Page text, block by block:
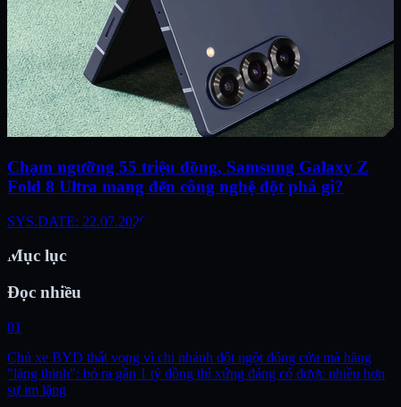
Chạm ngưỡng 55 triệu đồng, Samsung Galaxy Z
Fold 8 Ultra mang đến công nghệ đột phá gì?
SYS.DATE: 22.07.2026
Mục lục
Đọc nhiều
01
Chủ xe BYD thất vọng vì chi nhánh đột ngột đóng cửa mà hãng
"lặng thinh": bỏ ra gần 1 tỷ đồng thì xứng đáng có được nhiều hơn
sự im lặng